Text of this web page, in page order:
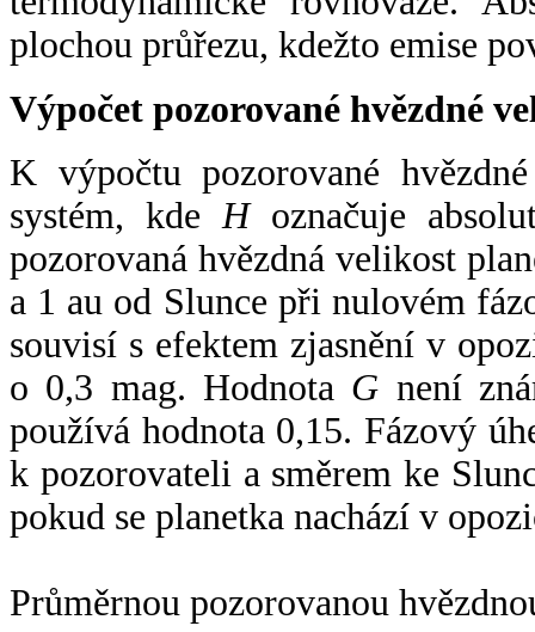
plochou průřezu, kdežto emise
Výpočet pozorované hvězdné
K výpočtu pozorované
systém, kde Hoznačuje
pozorovaná hvězdná velikost
a 1 au od Slunce při nulovém
souvisí s efektem zjasnění v
o 0,3 mag. Hodnota G není
používá hodnota 0,15. Fázový
k pozorovateli a směrem ke
pokud se planetka nachází v
Průměrnou pozorovanou